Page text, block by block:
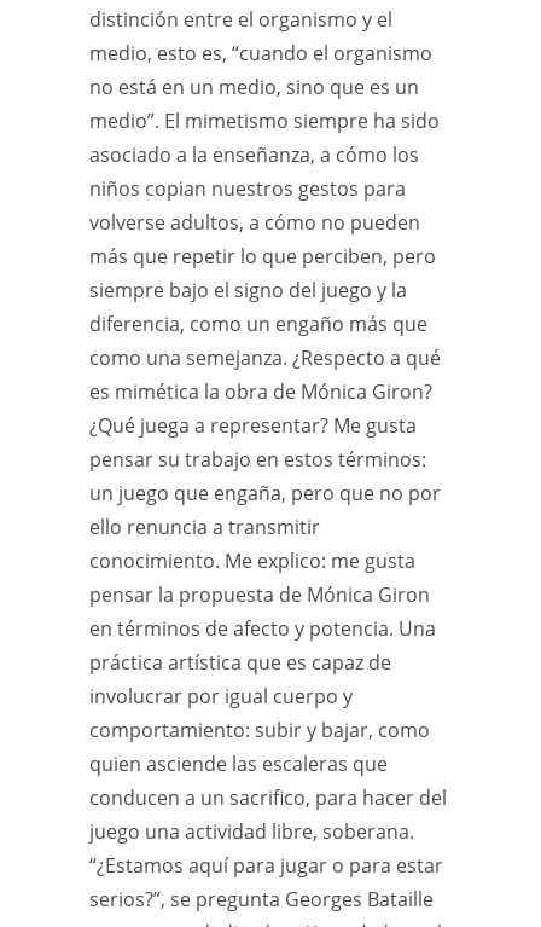
distinción entre el organismo y el
medio, esto es, “cuando el organismo
no está en un medio, sino que es un
medio”. El mimetismo siempre ha sido
asociado a la enseñanza, a cómo los
niños copian nuestros gestos para
volverse adultos, a cómo no pueden
más que repetir lo que perciben, pero
siempre bajo el signo del juego y la
diferencia, como un engaño más que
como una semejanza. ¿Respecto a qué
es mimética la obra de Mónica Giron?
¿Qué juega a representar? Me gusta
pensar su trabajo en estos términos:
un juego que engaña, pero que no por
ello renuncia a transmitir
conocimiento. Me explico: me gusta
pensar la propuesta de Mónica Giron
en términos de afecto y potencia. Una
práctica artística que es capaz de
involucrar por igual cuerpo y
comportamiento: subir y bajar, como
quien asciende las escaleras que
conducen a un sacrifico, para hacer del
juego una actividad libre, soberana.
“¿Estamos aquí para jugar o para estar
serios?”, se pregunta Georges Bataille